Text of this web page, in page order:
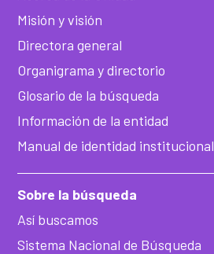
Misión y visión
Directora general
Organigrama y directorio
Glosario de la búsqueda
Información de la entidad
Manual de identidad institucional
Sobre la búsqueda
Así buscamos
Sistema Nacional de Búsqueda